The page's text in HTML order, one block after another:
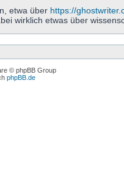
etwa über https://
wirklich etwas über
© phpBB Group
phpBB.de